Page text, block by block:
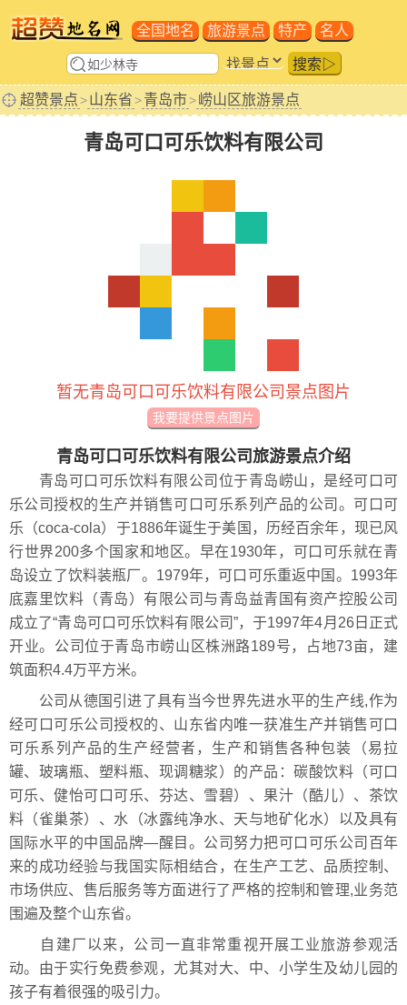
全国地名 旅游景点 特产 名人
搜索▷
超赞景点>山东省>青岛市>崂山区旅游景点
青岛可口可乐饮料有限公司
暂无青岛可口可乐饮料有限公司景点图片
我要提供景点图片
青岛可口可乐饮料有限公司旅游景点介绍
青岛可口可乐饮料有限公司位于青岛崂山，是经可口可
乐公司授权的生产并销售可口可乐系列产品的公司。可口可
乐（coca-cola）于1886年诞生于美国，历经百余年，现已风
行世界200多个国家和地区。早在1930年，可口可乐就在青
岛设立了饮料装瓶厂。1979年，可口可乐重返中国。1993年
底嘉里饮料（青岛）有限公司与青岛益青国有资产控股公司
成立了“青岛可口可乐饮料有限公司”，于1997年4月26日正式
开业。公司位于青岛市崂山区株洲路189号，占地73亩，建
筑面积4.4万平方米。
公司从德国引进了具有当今世界先进水平的生产线,作为
经可口可乐公司授权的、山东省内唯一获准生产并销售可口
可乐系列产品的生产经营者，生产和销售各种包装（易拉
罐、玻璃瓶、塑料瓶、现调糖浆）的产品：碳酸饮料（可口
可乐、健怡可口可乐、芬达、雪碧）、果汁（酷儿）、茶饮
料（雀巢茶）、水（冰露纯净水、天与地矿化水）以及具有
国际水平的中国品牌—醒目。公司努力把可口可乐公司百年
来的成功经验与我国实际相结合，在生产工艺、品质控制、
市场供应、售后服务等方面进行了严格的控制和管理,业务范
围遍及整个山东省。
自建厂以来，公司一直非常重视开展工业旅游参观活
动。由于实行免费参观，尤其对大、中、小学生及幼儿园的
孩子有着很强的吸引力。